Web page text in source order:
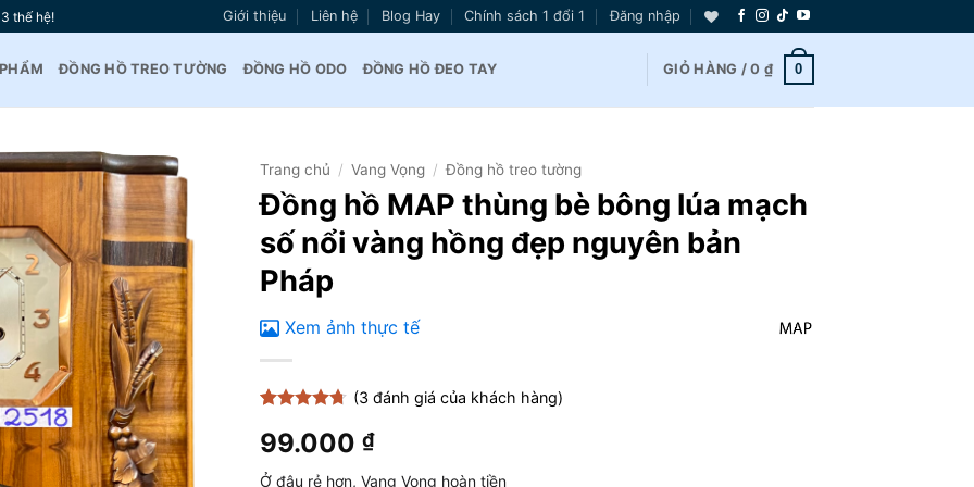
thế hệ! Giới thiệu Liên hệ Blog Hay Chính sách 1 đổi 1 Đăng nhập
ĐỒNG HỒ TREO TƯỜNG ĐỒNG HỒ ODO ĐỒNG HỒ ĐEO TAY GIỎ HÀNG /0 ₫ 0
Thêm
vào
yêu
thích
Trang chủ / Vang Vọng / Đồng hồ treo tường
Đồng hồ MAP thùng bè bông lúa mạch
số nổi vàng hồng đẹp nguyên bản
Pháp
Xem ảnh thực tế
5 dựa trên
đánh giá
(3 đánh giá của khách hàng)
99.000 ₫
Ở đâu rẻ hơn, Vang Vọng hoàn tiền